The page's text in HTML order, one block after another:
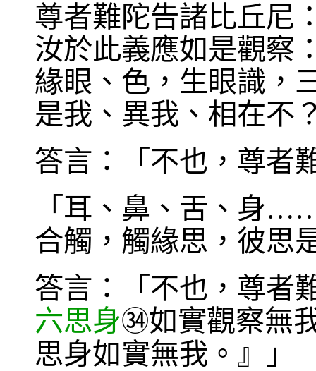
尊者難陀告諸比丘尼
汝於此義應如是觀察
緣眼、色，生眼識，
是我、異我、相在不
答言：「不也，尊者
「耳、鼻、舌、身
合觸，觸緣思，彼思
答言：「不也，尊者
六思身㉞如實觀察無
思身如實無我。』」